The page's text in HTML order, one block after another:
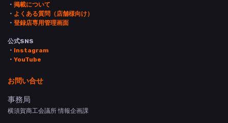
・ 掲載について
・ よくある質問（店舗様向け）
・ 登録店専用管理画面
公式SNS
・ Instagram
・ YouTube
お問い合せ
事務局
横須賀商工会議所 情報企画課